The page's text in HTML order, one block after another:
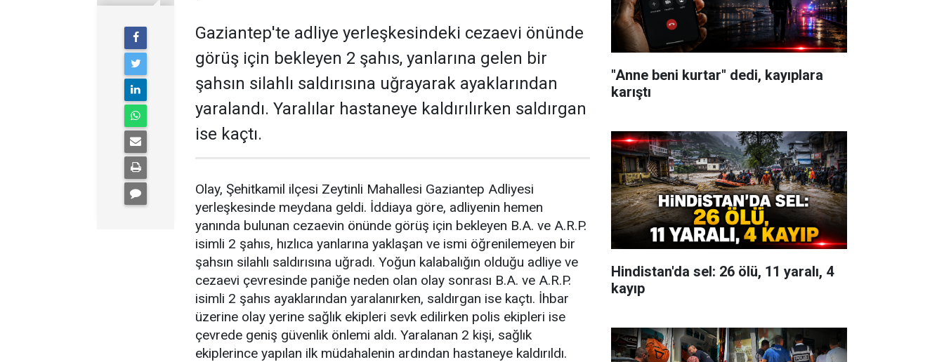
Gaziantep'te adliye yerleşkesindeki cezaevi önünde
görüş için bekleyen 2 şahıs, yanlarına gelen bir
şahsın silahlı saldırısına uğrayarak ayaklarından
yaralandı. Yaralılar hastaneye kaldırılırken saldırgan
ise kaçtı.
Olay, Şehitkamil ilçesi Zeytinli Mahallesi Gaziantep Adliyesi
yerleşkesinde meydana geldi. İddiaya göre, adliyenin hemen
yanında bulunan cezaevin önünde görüş için bekleyen B.A. ve A.R.P.
isimli 2 şahıs, hızlıca yanlarına yaklaşan ve ismi öğrenilemeyen bir
şahsın silahlı saldırısına uğradı. Yoğun kalabalığın olduğu adliye ve
cezaevi çevresinde paniğe neden olan olay sonrası B.A. ve A.R.P.
isimli 2 şahıs ayaklarından yaralanırken, saldırgan ise kaçtı. İhbar
üzerine olay yerine sağlık ekipleri sevk edilirken polis ekipleri ise
çevrede geniş güvenlik önlemi aldı. Yaralanan 2 kişi, sağlık
ekiplerince yapılan ilk müdahalenin ardından hastaneye kaldırıldı.
"Anne beni kurtar" dedi, kayıplara
karıştı
Hindistan'da sel: 26 ölü, 11 yaralı, 4
kayıp